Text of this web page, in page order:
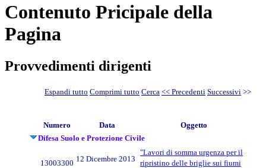
Contenuto Pricipale della
Pagina
Provvedimenti dirigenti
Espandi tutto Comprimi tutto Cerca << Precedenti Successivi >>
Numero Data
Oggetto
Difesa Suolo e Protezione Civile
13003300 12 Dicembre 2013
"Lavori di somma urgenza per il
ripristino delle briglie sui fiumi